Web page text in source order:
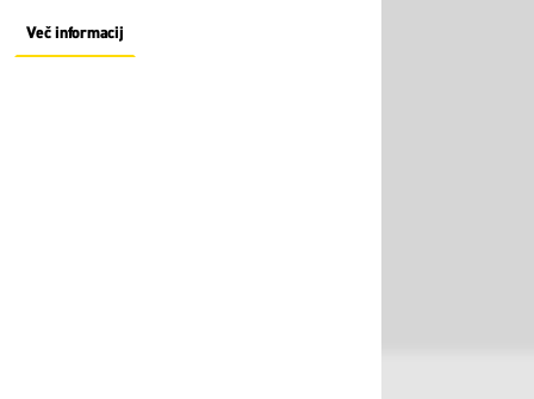
Več informacijAbout "Analitični" Cookie Group